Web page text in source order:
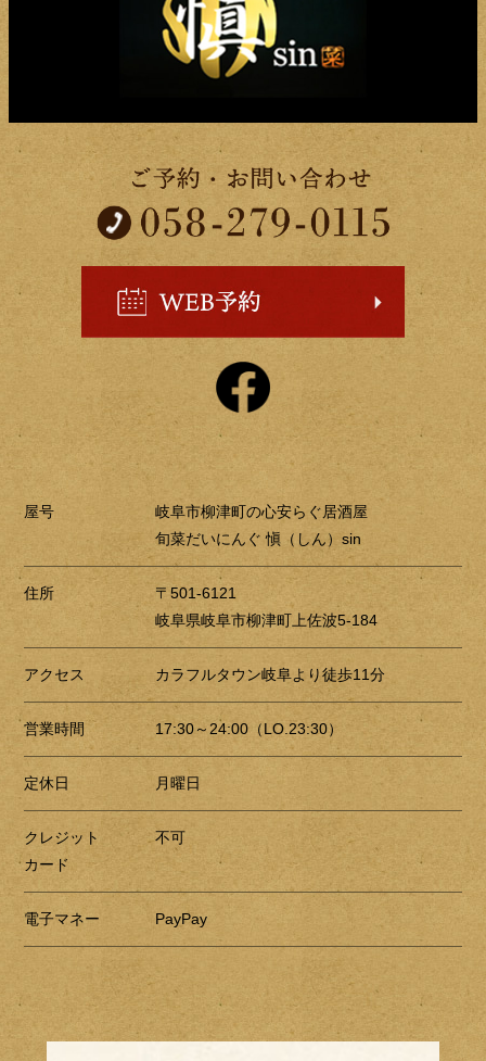
屋号
岐阜市柳津町の心安らぐ居酒屋
旬菜だいにんぐ 愼（しん）sin
住所
〒501-6121
岐阜県岐阜市柳津町上佐波5-184
アクセス カラフルタウン岐阜より徒歩11分
営業時間 17:30～24:00（LO.23:30）
定休日 月曜日
クレジット
カード
不可
電子マネー PayPay